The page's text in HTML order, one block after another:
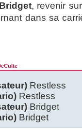
Bridget, revenir
dans sa
Restless
Restless
Bridget
Bridget